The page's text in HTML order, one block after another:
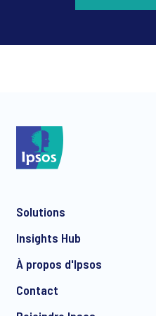
Solutions
Insights Hub
À propos d'Ipsos
Contact